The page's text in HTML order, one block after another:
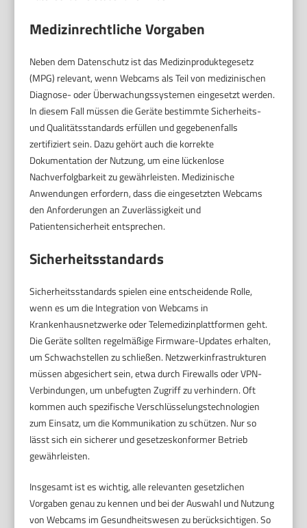
Medizinrechtliche Vorgaben
Neben dem Datenschutz ist das Medizinproduktegesetz
(MPG) relevant, wenn Webcams als Teil von medizinischen
Diagnose- oder Überwachungssystemen eingesetzt werden.
In diesem Fall müssen die Geräte bestimmte Sicherheits-
und Qualitätsstandards erfüllen und gegebenenfalls
zertifiziert sein. Dazu gehört auch die korrekte
Dokumentation der Nutzung, um eine lückenlose
Nachverfolgbarkeit zu gewährleisten. Medizinische
Anwendungen erfordern, dass die eingesetzten Webcams
den Anforderungen an Zuverlässigkeit und
Patientensicherheit entsprechen.
Sicherheitsstandards
Sicherheitsstandards spielen eine entscheidende Rolle,
wenn es um die Integration von Webcams in
Krankenhausnetzwerke oder Telemedizinplattformen geht.
Die Geräte sollten regelmäßige Firmware-Updates erhalten,
um Schwachstellen zu schließen. Netzwerkinfrastrukturen
müssen abgesichert sein, etwa durch Firewalls oder VPN-
Verbindungen, um unbefugten Zugriff zu verhindern. Oft
kommen auch spezifische Verschlüsselungstechnologien
zum Einsatz, um die Kommunikation zu schützen. Nur so
lässt sich ein sicherer und gesetzeskonformer Betrieb
gewährleisten.
Insgesamt ist es wichtig, alle relevanten gesetzlichen
Vorgaben genau zu kennen und bei der Auswahl und Nutzung
von Webcams im Gesundheitswesen zu berücksichtigen. So